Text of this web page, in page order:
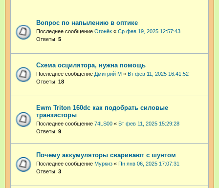
Вопрос по напылению в оптике⁠⁠
Последнее сообщение Огонёк « Ср фев 19, 2025 12:57:43
Ответы: 5
Схема осцилятора, нужна помощь
Последнее сообщение Дмитрий М « Вт фев 11, 2025 16:41:52
Ответы: 18
Ewm Triton 160dc как подобрать силовые
транзисторы
Последнее сообщение 74LS00 « Вт фев 11, 2025 15:29:28
Ответы: 9
Почему аккумуляторы сваривают с шунтом
Последнее сообщение Муркиз « Пн янв 06, 2025 17:07:31
Ответы: 3